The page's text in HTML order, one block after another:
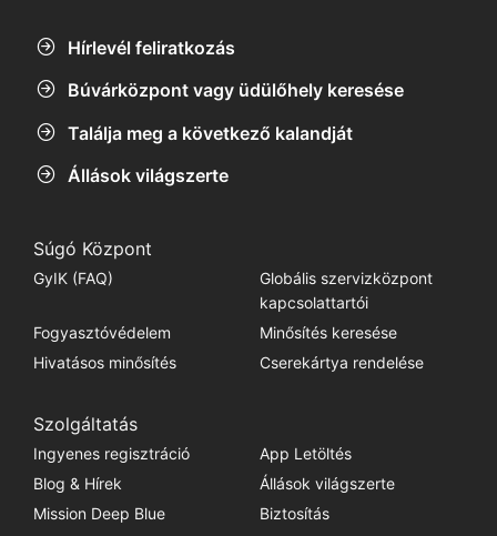
Hírlevél feliratkozás
Búvárközpont vagy üdülőhely keresése
Találja meg a következő kalandját
Állások világszerte
Súgó Központ
GyIK (FAQ)
Globális szervizközpont
kapcsolattartói
Fogyasztóvédelem
Minősítés keresése
Hivatásos minősítés
Cserekártya rendelése
Szolgáltatás
Ingyenes regisztráció
App Letöltés
Blog & Hírek
Állások világszerte
Mission Deep Blue
Biztosítás